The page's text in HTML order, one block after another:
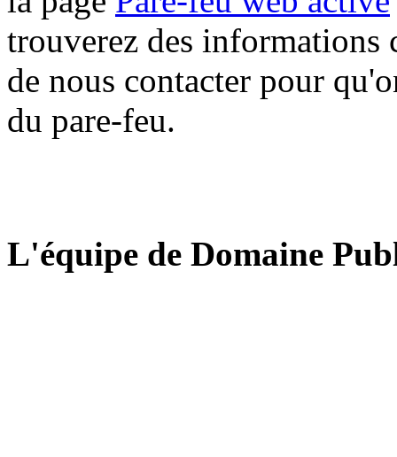
trouverez des informations
de nous contacter pour
du pare-feu.
L'équipe de Domaine